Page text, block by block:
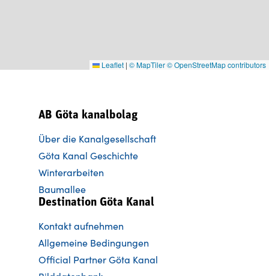
Leaflet | © MapTiler© OpenStreetMap contributors
AB Göta kanalbolag
Über die Kanalgesellschaft
Göta Kanal Geschichte
Winterarbeiten
Baumallee
Destination Göta Kanal
Kontakt aufnehmen
Allgemeine Bedingungen
Official Partner Göta Kanal